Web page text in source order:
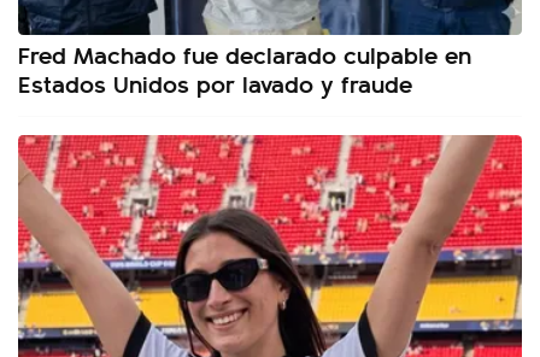
Fred Machado fue declarado culpable en
Estados Unidos por lavado y fraude